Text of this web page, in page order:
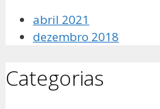
abril 2021
dezembro 2018
Categorias